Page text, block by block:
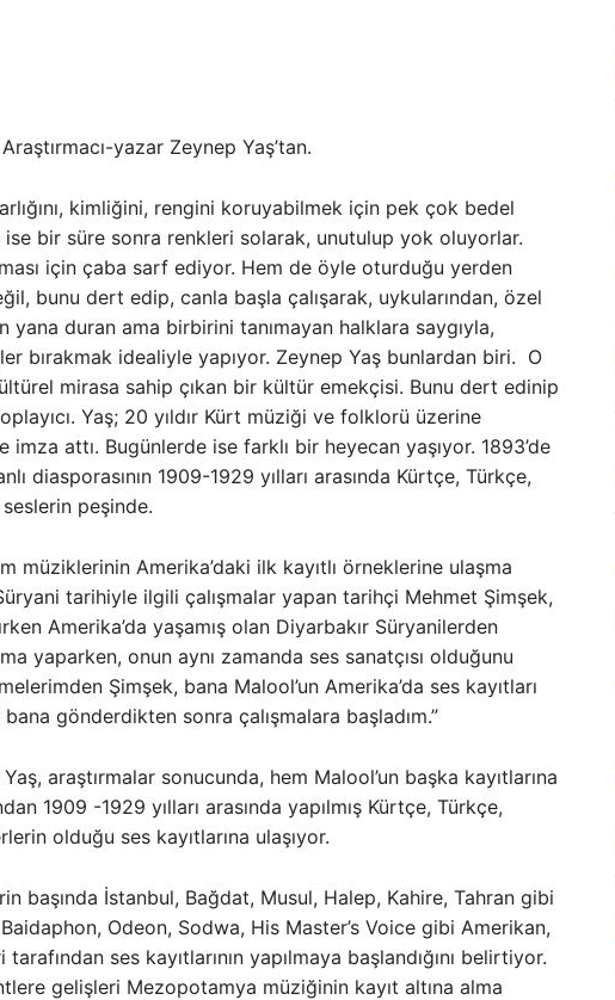
yazar Zeynep Yaş’tan.
kimliğini, rengini koruyabilmek için pek çok bedel
bir süre sonra renkleri solarak, unutulup yok oluyorlar.
için çaba sarf ediyor. Hem de öyle oturduğu yerden
bunu dert edip, canla başla çalışarak, uykularından, özel
yana duran ama birbirini tanımayan halklara saygıyla,
bırakmak idealiyle yapıyor. Zeynep Yaş bunlardan biri. O
mirasa sahip çıkan bir kültür emekçisi. Bunu dert edinip
Yaş; 20 yıldır Kürt müziği ve folklorü üzerine
attı. Bugünlerde ise farklı bir heyecan yaşıyor. 1893’de
diasporasının 1909-1929 yılları arasında Kürtçe, Türkçe,
seslerin peşinde.
müziklerinin Amerika’daki ilk kayıtlı örneklerine ulaşma
tarihiyle ilgili çalışmalar yapan tarihçi Mehmet Şimşek,
Amerika’da yaşamış olan Diyarbakır Süryanilerden
yaparken, onun aynı zamanda ses sanatçısı olduğunu
Şimşek, bana Malool’un Amerika’da ses kayıtları
gönderdikten sonra çalışmalara başladım.”
araştırmalar sonucunda, hem Malool’un başka kayıtlarına
1909 -1929 yılları arasında yapılmış Kürtçe, Türkçe,
olduğu ses kayıtlarına ulaşıyor.
başında İstanbul, Bağdat, Musul, Halep, Kahire, Tahran gibi
Odeon, Sodwa, His Master’s Voice gibi Amerikan,
ses kayıtlarının yapılmaya başlandığını belirtiyor.
gelişleri Mezopotamya müziğinin kayıt altına alma